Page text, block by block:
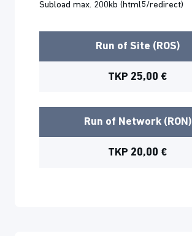
Subload max. 200kb (html5/redirect)
Run of Site (ROS)
TKP 25,00 €
Run of Network (RON)
TKP 20,00 €